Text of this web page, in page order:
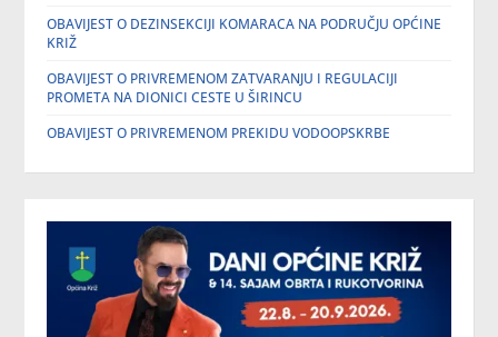
OBAVIJEST O DEZINSEKCIJI KOMARACA NA PODRUČJU OPĆINE
KRIŽ
OBAVIJEST O PRIVREMENOM ZATVARANJU I REGULACIJI
PROMETA NA DIONICI CESTE U ŠIRINCU
OBAVIJEST O PRIVREMENOM PREKIDU VODOOPSKRBE